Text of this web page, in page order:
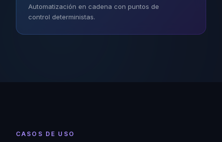
Automatización en cadena con puntos de
control deterministas.
CASOS DE USO